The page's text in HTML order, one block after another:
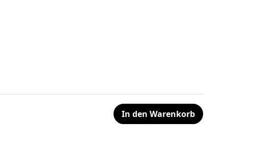
In den Warenkorb